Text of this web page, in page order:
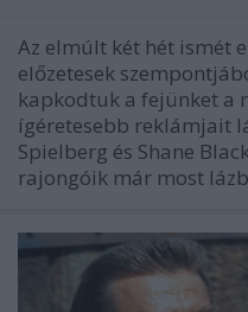
Az elmúlt két hét ismét
előzetesek
kapkodtuk a fejünket a
ígéretesebb reklámjait
Spielberg és Shane
rajongóik már most